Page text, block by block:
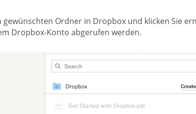
gewünschten Ordner in Dropbox und klicken Sie
Dropbox-Konto abgerufen werden.